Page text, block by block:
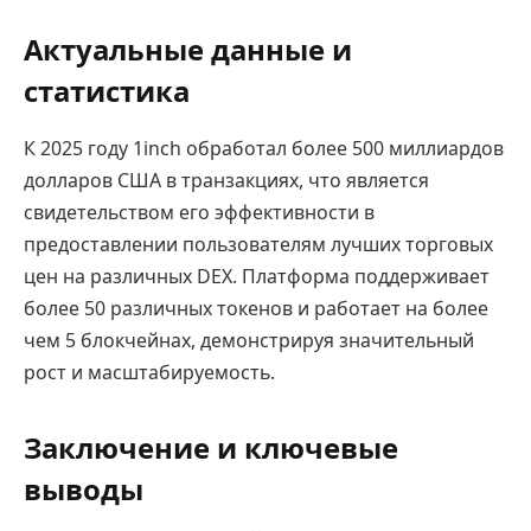
Актуальные данные и
статистика
К 2025 году 1inch обработал более 500 миллиардов
долларов США в транзакциях, что является
свидетельством его эффективности в
предоставлении пользователям лучших торговых
цен на различных DEX. Платформа поддерживает
более 50 различных токенов и работает на более
чем 5 блокчейнах, демонстрируя значительный
рост и масштабируемость.
Заключение и ключевые
выводы